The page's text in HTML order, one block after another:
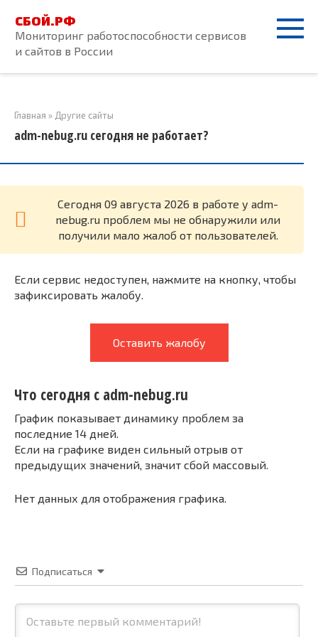
контенту
СБОЙ.РФ
Мониторинг работоспособности сервисов
и сайтов в России
Главная » Другие сайты
adm-nebug.ru сегодня не работает?
Cегодня 09 августа 2026 в работе у adm-
nebug.ru проблем мы не обнаружили или
получили мало жалоб от пользователей.
Если сервис недоступен, нажмите на кнопку, чтобы
зафиксировать жалобу.
Оставить жалобу
Что сегодня с adm-nebug.ru
График показывает динамику проблем за
последние 14 дней.
Если на графике виден сильный отрыв от
предыдущих значений, значит сбой массовый.
Нет данных для отображения графика.
Подписаться